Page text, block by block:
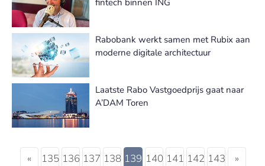
fintech binnen ING
Rabobank werkt samen met Rubix aan
moderne digitale architectuur
Laatste Rabo Vastgoedprijs gaat naar
A’DAM Toren
« 135 136 137 138 139 140 141 142 143 »